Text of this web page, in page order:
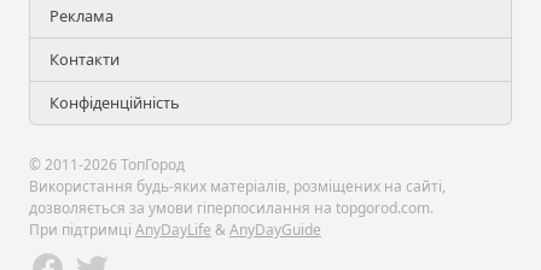
Реклама
Контакти
Конфіденційність
© 2011-2026 ТопГород
Використання будь-яких матеріалів, розміщених на сайті,
дозволяється за умови гіперпосилання на topgorod.com.
При підтримці AnyDayLife &AnyDayGuide